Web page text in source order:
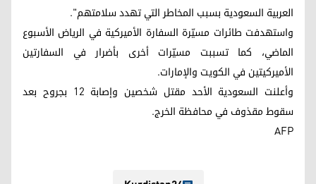
العربية السعودية بسبب المخاطر التي تهدد سلامتهم".
واستهدفت طائرات مسيّرة السفارة الأميركية في الرياض الأسبوع
الماضي، كما تسببت مسيّرات أخرى بأضرار في السفارتين
الأميركيتين في الكويت والإمارات.
وأعلنت السعودية الأحد مقتل شخصين وإصابة 12 بجروح بعد
سقوط مقذوف في محافظة الخرج.
AFP